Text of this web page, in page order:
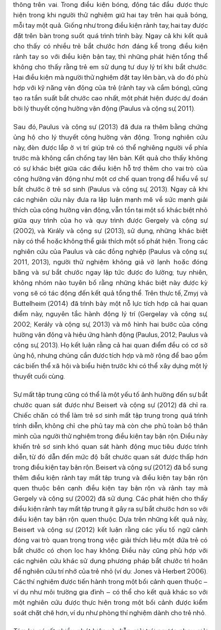
thõng trên vai. Trong điều kiện bóng, động tác đầu được thực
hiện trong khi người thử nghiệm giữ hai tay trên hai quả bóng,
mỗi tay một quả. Giống như trong điều kiện rảnh tay, hai tay được
đặt trên bàn trong suốt quá trình trình bày. Ngay cả khi kết quả
cho thấy có nhiều trẻ bắt chước hơn đáng kể trong điều kiện
rảnh tay so với điều kiện bận tay, thì những phát hiện tổng thể
không cho thấy rằng trẻ em sử dụng tư duy lý trí khi bắt chước.
Hai điều kiện mà người thử nghiệm đặt tay lên bàn, và do đó phù
hợp với kỹ năng vận động của trẻ (rảnh tay và cầm bóng), cũng
tạo ra tần suất bắt chước cao nhất, một phát hiện được dự đoán
bởi lý thuyết cộng hưởng vận động (Paulus và cộng sự, 2011).
Sau đó, Paulus và cộng sự (2013) đã đưa ra thêm bằng chứng
ủng hộ cho lý thuyết cộng hưởng vận động. Trong nghiên cứu
này, đèn được lắp ở vị trí giúp trẻ có thể nghiêng người về phía
trước mà không cần chống tay lên bàn. Kết quả cho thấy không
có sự khác biệt giữa các điều kiện hỗ trợ thêm cho vai trò của
cộng hưởng vận động như một cơ chế quan trọng để hiểu về sự
bắt chước ở trẻ sơ sinh (Paulus và cộng sự, 2013). Ngay cả khi
các nghiên cứu này đưa ra lập luận mạnh mẽ về sức mạnh giải
thích của cộng hưởng vận động, vẫn tồn tại một số khác biệt nhỏ
giữa quy trình của họ và quy trình được Gergely và cộng sự
(2002), và Király và cộng sự (2013), sử dụng, những khác biệt
này có thể hoặc không thể giải thích một số phát hiện. Trong các
nghiên cứu của Paulus và các đồng nghiệp (Paulus và cộng sự,
2011, 2013), người thử nghiệm không giả vờ lạnh hoặc đóng
băng và sự bắt chước ngay lập tức được đo lường; tuy nhiên,
không nhóm nào tuyên bố rằng những khác biệt này được kỳ
vọng sẽ có tác động đến kết quả tổng thể. Trên thực tế, Zmyj và
Buttelheim (2014) đã trình bày một nỗ lực tích hợp cả hai quan
điểm này, nguyên tắc hành động lý trí (Gergelay và cộng sự,
2002; Kerály và cộng sự, 2013) và mô hình hai bước của cộng
hưởng vận động và hiệu ứng hành động (Paulus, 2012; Paulus và
cộng sự, 2013). Họ kết luận rằng cả hai quan điểm đều có cơ sở
ủng hộ, nhưng chúng cần được tích hợp và mở rộng để bao gồm
các biến thể xã hội và biểu hiện trước khi có thể xây dựng một lý
thuyết cuối cùng.
Sự mất tập trung cũng có thể là một yếu tố ảnh hưởng đến sự bắt
chước quan sát được như Beisert và cộng sự (2012) đã chỉ ra.
Chiếc chăn có thể làm trẻ sơ sinh mất tập trung trong quá trình
trình diễn, không chỉ che phủ tay mà còn che phủ toàn bộ thân
mình của người thử nghiệm trong điều kiện tay bận rộn. Điều này
khiến trẻ sơ sinh khó quan sát hành động mục tiêu được trình
diễn, từ đó dẫn đến mức độ bắt chước quan sát được thấp hơn
trong điều kiện tay bận rộn. Beisert và cộng sự (2012) đã bổ sung
thêm điều kiện rảnh tay mất tập trung và điều kiện tay bận rộn
quen thuộc bên cạnh điều kiện tay bận rộn và rảnh tay mà
Gergely và cộng sự (2002) đã sử dụng. Các phát hiện cho thấy
điều kiện rảnh tay mất tập trung ít gây ra sự bắt chước hơn so với
điều kiện tay bận rộn quen thuộc. Dựa trên những kết quả này,
Beisert và cộng sự (2012) kết luận rằng các yếu tố ngữ cảnh
đóng vai trò quan trọng trong việc giải thích liệu một đứa trẻ có
bắt chước có chọn lọc hay không. Điều này cũng phù hợp với
các nghiên cứu khác sử dụng phương pháp bắt chước trì hoãn
để nghiên cứu trí nhớ của trẻ nhỏ (ví dụ: Jones và Herbert 2006).
Các thí nghiệm được tiến hành trong một bối cảnh quen thuộc –
ví dụ như môi trường gia đình – có thể cho kết quả khác so với
một nghiên cứu được thực hiện trong một bối cảnh được kiểm
soát chặt chẽ hơn, ví dụ như phòng thí nghiệm dành cho trẻ nhỏ.